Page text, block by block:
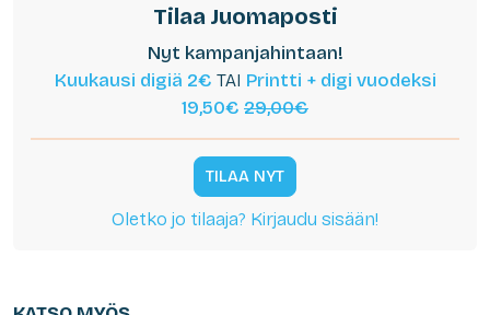
Tilaa Juomaposti
Nyt kampanjahintaan!
Kuukausi digiä 2€ TAI Printti + digi vuodeksi
19,50€ 29,00€
TILAA NYT
Oletko jo tilaaja? Kirjaudu sisään!